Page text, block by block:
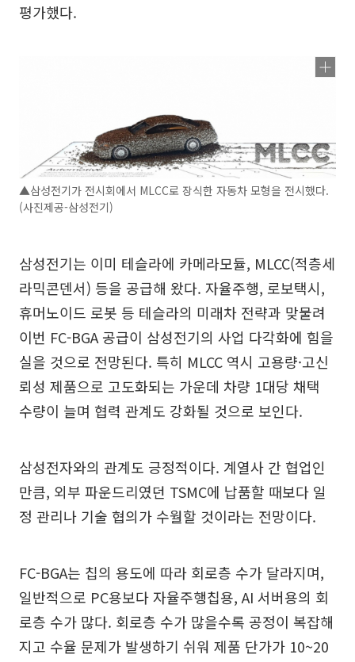
평가했다.
▲삼성전기가 전시회에서 MLCC로 장식한 자동차 모형을 전시했다.
(사진제공-삼성전기)
삼성전기는 이미 테슬라에 카메라모듈, MLCC(적층세
라믹콘덴서) 등을 공급해 왔다. 자율주행, 로보택시,
휴머노이드 로봇 등 테슬라의 미래차 전략과 맞물려
이번 FC-BGA 공급이 삼성전기의 사업 다각화에 힘을
실을 것으로 전망된다. 특히 MLCC 역시 고용량·고신
뢰성 제품으로 고도화되는 가운데 차량 1대당 채택
수량이 늘며 협력 관계도 강화될 것으로 보인다.
삼성전자와의 관계도 긍정적이다. 계열사 간 협업인
만큼, 외부 파운드리였던 TSMC에 납품할 때보다 일
정 관리나 기술 협의가 수월할 것이라는 전망이다.
FC-BGA는 칩의 용도에 따라 회로층 수가 달라지며,
일반적으로 PC용보다 자율주행칩용, AI 서버용의 회
로층 수가 많다. 회로층 수가 많을수록 공정이 복잡해
지고 수율 문제가 발생하기 쉬워 제품 단가가 10~20